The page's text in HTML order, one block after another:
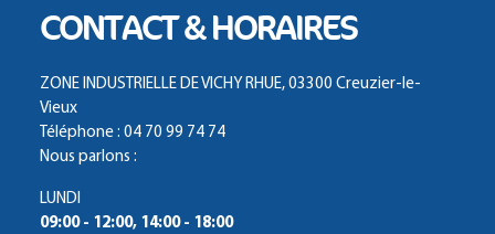
CONTACT & HORAIRES
ZONE INDUSTRIELLE DE VICHY RHUE, 03300 Creuzier-le-
Vieux
Téléphone : 04 70 99 74 74
Nous parlons :
LUNDI
09:00 - 12:00, 14:00 - 18:00